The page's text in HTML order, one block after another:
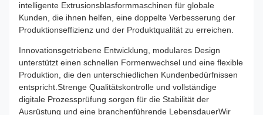
intelligente Extrusionsblasformmaschinen für globale
Kunden, die ihnen helfen, eine doppelte Verbesserung der
Produktionseffizienz und der Produktqualität zu erreichen.
Innovationsgetriebene Entwicklung, modulares Design
unterstützt einen schnellen Formenwechsel und eine flexible
Produktion, die den unterschiedlichen Kundenbedürfnissen
entspricht.Strenge Qualitätskontrolle und vollständige
digitale Prozessprüfung sorgen für die Stabilität der
Ausrüstung und eine branchenführende LebensdauerWir